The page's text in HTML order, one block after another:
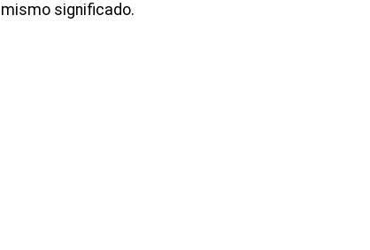
mismo significado.